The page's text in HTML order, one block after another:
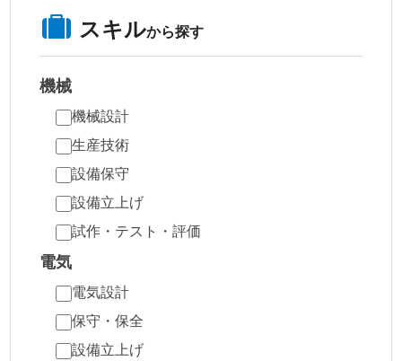
スキルから探す
機械
機械設計
生産技術
設備保守
設備立上げ
試作・テスト・評価
電気
電気設計
保守・保全
設備立上げ